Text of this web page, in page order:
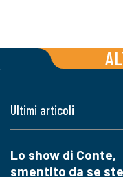
Ultimi articoli
Lo show di Conte,
smentito da se